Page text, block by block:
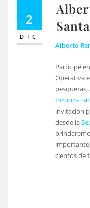
2
DIC
Alberto
Participé
Operativa
Inzunza
invitación
desde la
cientos de